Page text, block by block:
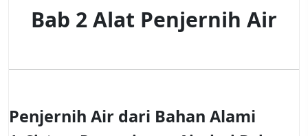
Bab 2 Alat Penjernih Air
Penjernih Air dari Bahan Alami